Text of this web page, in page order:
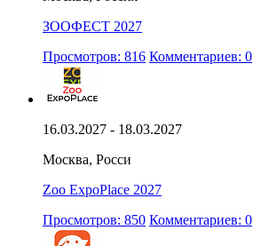
ЗООФЕСТ 2027
Просмотров: 816 Комментариев: 0
16.03.2027 - 18.03.2027
Москва, Росси
Zoo ExpoPlace 2027
Просмотров: 850 Комментариев: 0